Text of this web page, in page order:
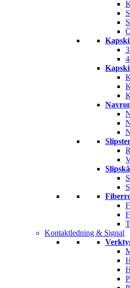
Kontaktledning & Signal